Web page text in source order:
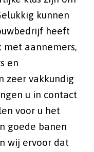
kunnen
heeft
aannemers,
en
zeer vakkundig
u in contact
voor u het
goede banen
wij ervoor dat